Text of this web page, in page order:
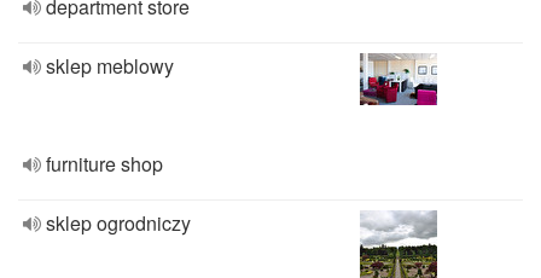
department store
sklep meblowy
furniture shop
sklep ogrodniczy